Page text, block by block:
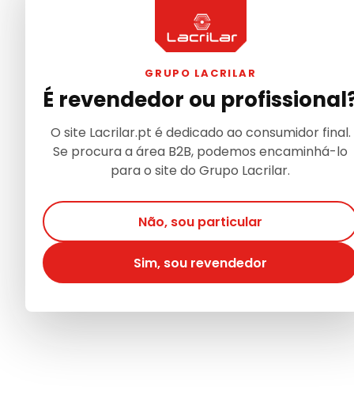
GRUPO LACRILAR
É revendedor ou
O site Lacrilar.pt é dedicado ao consumidor final.
Se procura a área B2B, podemos encaminhá-lo
para o site do Grupo Lacrilar.
Não, sou particular
Sim, sou revendedor